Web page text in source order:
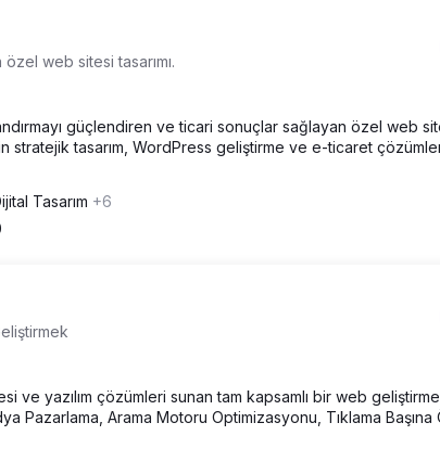
web sitesi tasarımı.
güçlendiren ve ticari sonuçlar sağlayan özel web
stratejik tasarım, WordPress geliştirme ve e-ticaret
Tasarım +6
ve yazılım çözümleri sunan tam kapsamlı bir web geliştirme
Pazarlama, Arama Motoru Optimizasyonu, Tıklama Başına